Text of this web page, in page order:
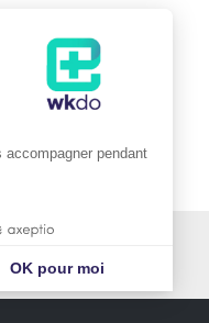
Mitz
pendant
OK pour moi
Personnalisez vos Options